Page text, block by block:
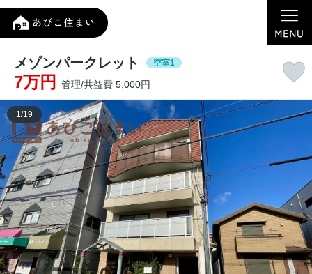
メゾンパークレット 空室1
7万円 管理/共益費 5,000円
1 /19